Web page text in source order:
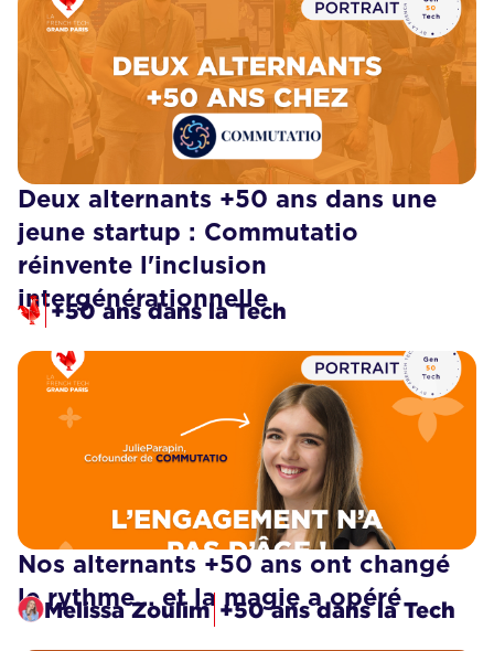
Deux alternants +50 ans dans une
jeune startup : Commutatio
réinvente l'inclusion
intergénérationnelle
+50 ans dans la Tech
Nos alternants +50 ans ont changé
le rythme… et la magie a opéré
Melissa Zoulim +50 ans dans la Tech